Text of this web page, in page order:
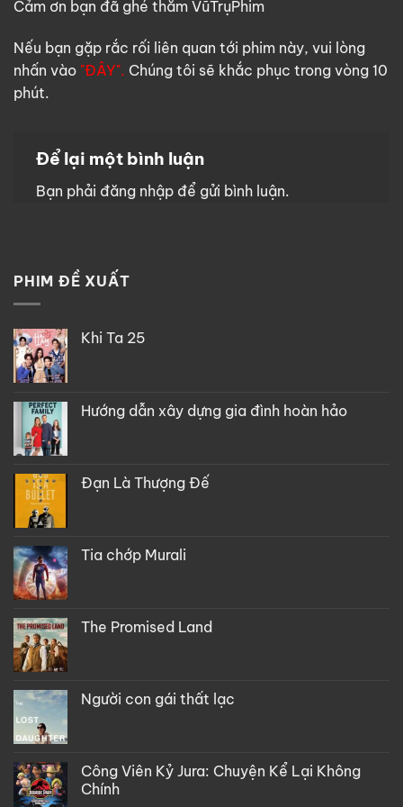
Cảm ơn bạn đã ghé thăm VũTrụPhim
Nếu bạn gặp rắc rối liên quan tới phim này, vui lòng
nhấn vào "ĐÂY". Chúng tôi sẽ khắc phục trong vòng 10
phút.
Để lại một bình luận
Bạn phải đăng nhập để gửi bình luận.
PHIM ĐỀ XUẤT
Khi Ta 25
Hướng dẫn xây dựng gia đình hoàn hảo
Đạn Là Thượng Đế
Tia chớp Murali
The Promised Land
Người con gái thất lạc
Công Viên Kỷ Jura: Chuyện Kể Lại Không
Chính